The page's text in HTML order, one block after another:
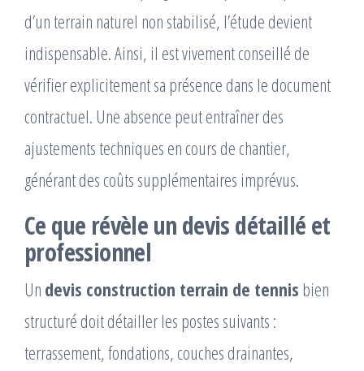
d’un terrain naturel non stabilisé, l’étude devient
indispensable. Ainsi, il est vivement conseillé de
vérifier explicitement sa présence dans le document
contractuel. Une absence peut entraîner des
ajustements techniques en cours de chantier,
générant des coûts supplémentaires imprévus.
Ce que révèle un devis détaillé et
professionnel
Un devis construction terrain de tennis bien
structuré doit détailler les postes suivants :
terrassement, fondations, couches drainantes,